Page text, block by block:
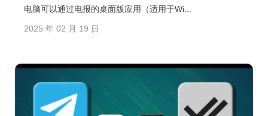
电脑可以通过电报的桌面版应用（适用于Wi...
2025 年 02 月 19 日